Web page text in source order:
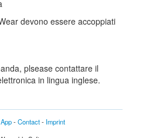
devono essere accoppiati
plsease contattare il
in lingua inglese.
-Contact- Imprint